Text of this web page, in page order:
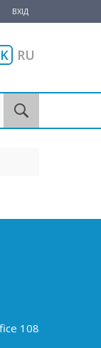
ВХІД
RU
108